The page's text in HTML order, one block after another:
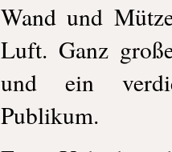
Wand und
Luft. Ganz
und ein
Publikum.